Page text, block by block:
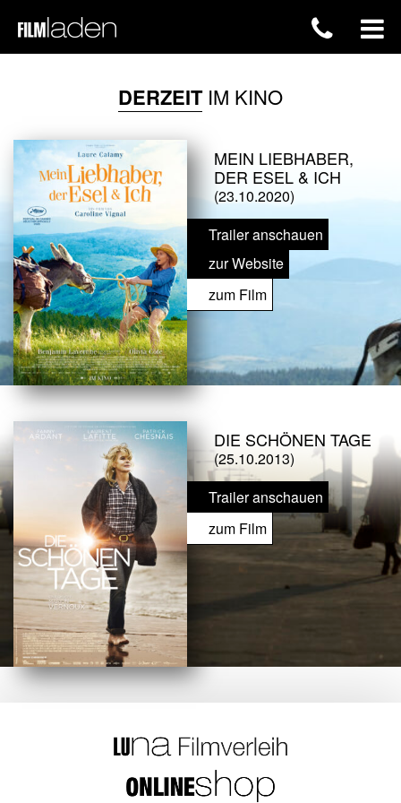
DERZEITIM KINO
MEIN LIEBHABER,
DER ESEL & ICH
(23.10.2020)
Trailer anschauen
zur Website
zum Film
DIE SCHÖNEN TAGE
(25.10.2013)
Trailer anschauen
zum Film